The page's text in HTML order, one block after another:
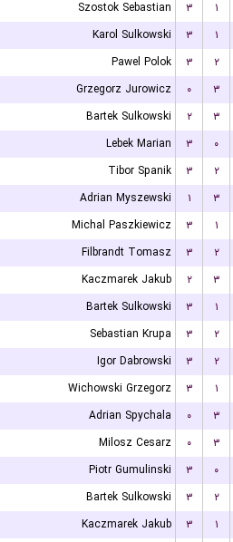
Szostok Sebastian
۳ ۱
Karol Sulkowski
۳ ۱
Pawel Polok
۳ ۲
Grzegorz Jurowicz
۰ ۳
Bartek Sulkowski
۲ ۳
Lebek Marian
۳ ۰
Tibor Spanik
۳ ۲
Adrian Myszewski
۱ ۳
Michal Paszkiewicz
۳ ۱
Filbrandt Tomasz
۳ ۲
Kaczmarek Jakub
۲ ۳
Bartek Sulkowski
۳ ۱
Sebastian Krupa
۳ ۲
Igor Dabrowski
۳ ۲
Wichowski Grzegorz
۳ ۱
Adrian Spychala
۰ ۳
Milosz Cesarz
۰ ۳
Piotr Gumulinski
۳ ۰
Bartek Sulkowski
۳ ۲
Kaczmarek Jakub
۳ ۱